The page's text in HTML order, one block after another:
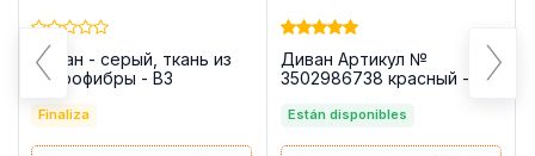
Диван - серый, ткань из
микрофибры - B3
Finaliza
Диван Артикул №
3502986738 красный -
Están disponibles